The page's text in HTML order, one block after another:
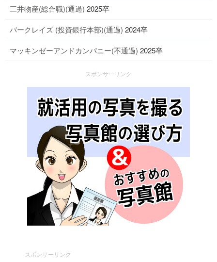
三井物産(総合職)(通過) 2025卒
バークレイズ (投資銀行本部)(通過) 2024卒
マッキンゼーアンドカンパニー(不通過) 2025卒
スポンサーリンク
スポンサーリンク